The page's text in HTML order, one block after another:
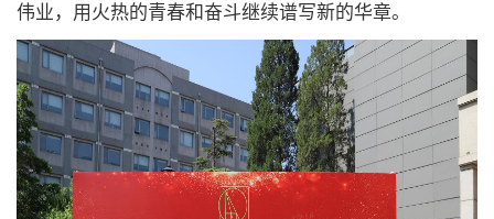
伟业，用火热的青春和奋斗继续谱写新的华章。